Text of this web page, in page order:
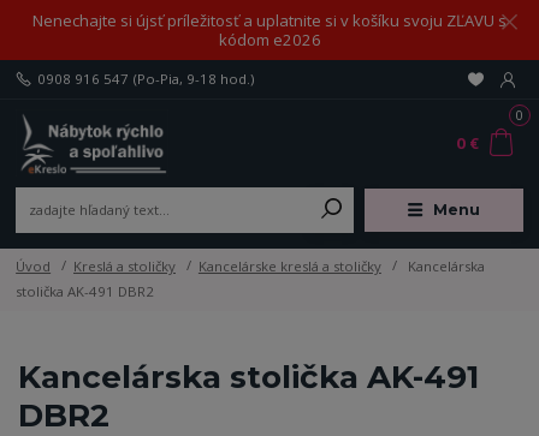
Nenechajte si újsť príležitosť a uplatnite si v košíku svoju ZĽAVU s
kódom e2026
Menu
0908 916 547 (Po-Pia, 9-18 hod.)
0
0 €
Úvod Kreslá a stoličky Kancelárske kreslá a stoličky
Kancelárska
stolička AK-491 DBR2
Kancelárska stolička AK-491
DBR2